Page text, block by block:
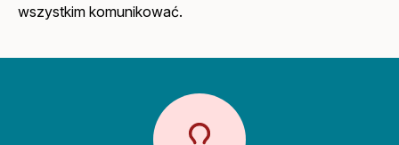
wszystkim komunikować.